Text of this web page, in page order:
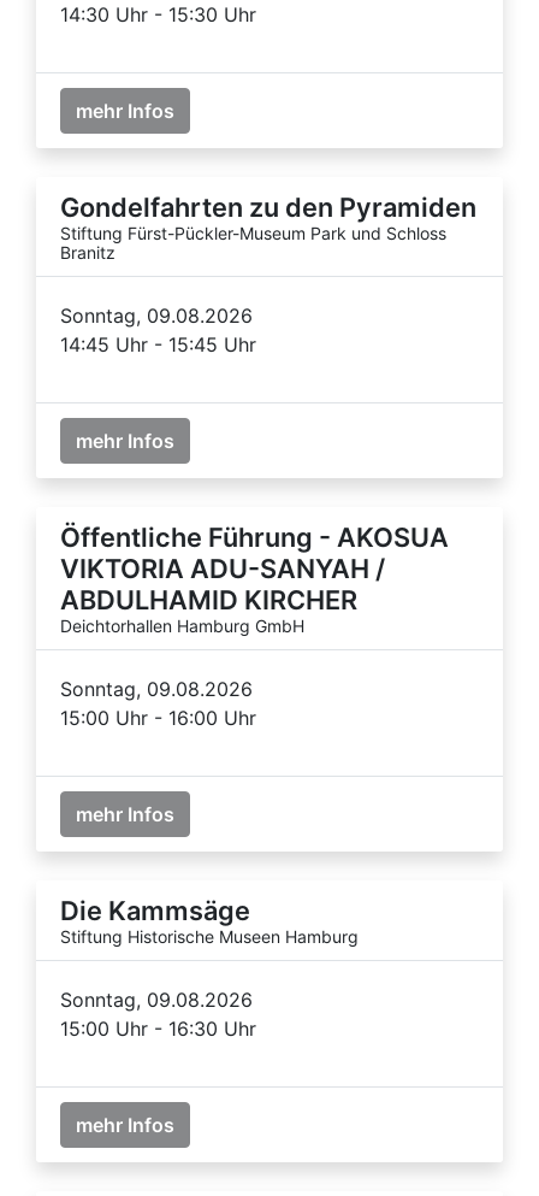
14:30 Uhr - 15:30 Uhr
mehr Infos
Gondelfahrten zu den Pyramiden
Stiftung Fürst-Pückler-Museum Park und Schloss
Branitz
Sonntag, 09.08.2026
14:45 Uhr - 15:45 Uhr
mehr Infos
Öffentliche Führung - AKOSUA
VIKTORIA ADU-SANYAH /
ABDULHAMID KIRCHER
Deichtorhallen Hamburg GmbH
Sonntag, 09.08.2026
15:00 Uhr - 16:00 Uhr
mehr Infos
Die Kammsäge
Stiftung Historische Museen Hamburg
Sonntag, 09.08.2026
15:00 Uhr - 16:30 Uhr
mehr Infos